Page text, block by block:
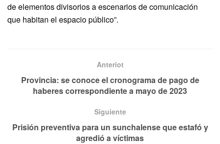
de elementos divisorios a escenarios de comunicación
que habitan el espacio público”.
Anteriot
Provincia: se conoce el cronograma de pago de
haberes correspondiente a mayo de 2023
Siguiente
Prisión preventiva para un sunchalense que estafó y
agredió a víctimas